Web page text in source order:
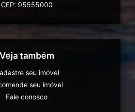
CEP: 95555000
Veja também
seu imóvel
seu imóvel
Fale conosco